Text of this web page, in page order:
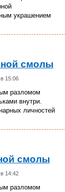
украшением
смолы
15:06
разломом
внутри.
личностей
смолы
14:42
разломом